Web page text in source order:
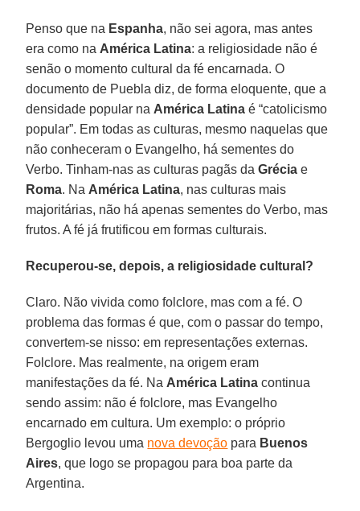
Penso que na Espanha, não sei agora, mas antes
era como na América Latina: a religiosidade não é
senão o momento cultural da fé encarnada. O
documento de Puebla diz, de forma eloquente, que a
densidade popular na América Latina é “catolicismo
popular”. Em todas as culturas, mesmo naquelas que
não conheceram o Evangelho, há sementes do
Verbo. Tinham-nas as culturas pagãs daGrécia e
Roma. Na América Latina, nas culturas mais
majoritárias, não há apenas sementes do Verbo, mas
frutos. A fé já frutificou em formas culturais.
Recuperou-se, depois, a religiosidade cultural?
Claro. Não vivida como folclore, mas com a fé. O
problema das formas é que, com o passar do tempo,
convertem-se nisso: em representações externas.
Folclore. Mas realmente, na origem eram
manifestações da fé. Na América Latina continua
sendo assim: não é folclore, mas Evangelho
encarnado em cultura. Um exemplo: o próprio
Bergoglio levou uma nova devoção para Buenos
Aires, que logo se propagou para boa parte da
Argentina.